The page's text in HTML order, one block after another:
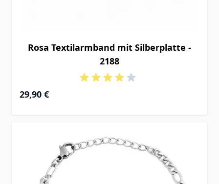
Rosa Textilarmband mit Silberplatte -
2188
29,90 €